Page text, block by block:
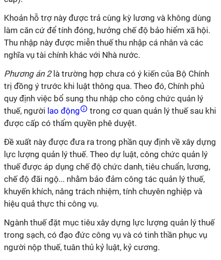
Khoản hỗ trợ này được trả cùng kỳ lương và không dùng
làm căn cứ để tính đóng, hưởng chế độ bảo hiểm xã hội.
Thu nhập này được miễn thuế thu nhập cá nhân và các
nghĩa vụ tài chính khác với Nhà nước.
Phương án 2 là trường hợp chưa có ý kiến của Bộ Chính
trị đồng ý trước khi luật thông qua. Theo đó, Chính phủ
quy định việc bổ sung thu nhập cho công chức quản lý
thuế, người lao động
trong cơ quan quản lý thuế sau khi
được cấp có thẩm quyền phê duyệt.
Đề xuất này được đưa ra trong phần quy định về xây dựng
lực lượng quản lý thuế. Theo dự luật, công chức quản lý
thuế được áp dụng chế độ chức danh, tiêu chuẩn, lương,
chế độ đãi ngộ... nhằm bảo đảm công tác quản lý thuế,
khuyến khích, nâng trách nhiệm, tính chuyên nghiệp và
hiệu quả thực thi công vụ.
Ngành thuế đặt mục tiêu xây dựng lực lượng quản lý thuế
trong sạch, có đạo đức công vụ và có tinh thần phục vụ
người nộp thuế, tuân thủ kỷ luật, kỷ cương.